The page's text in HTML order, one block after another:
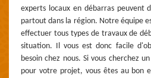
experts locaux en débarras peuvent
partout dans la région. Notre équipe
effectuer tous types de travaux de
situation. Il vous est donc facile
besoin chez nous. Si vous cherchez
pour votre projet, vous êtes au bon